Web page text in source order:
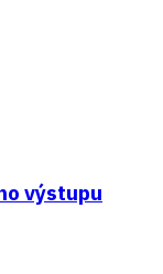
výstupu